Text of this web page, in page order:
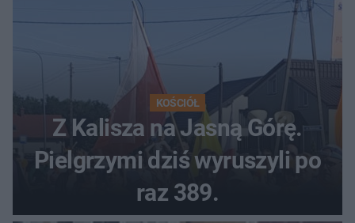
KOŚCIÓŁ
Z Kalisza na Jasną Górę.
Pielgrzymi dziś wyruszyli po
raz 389.